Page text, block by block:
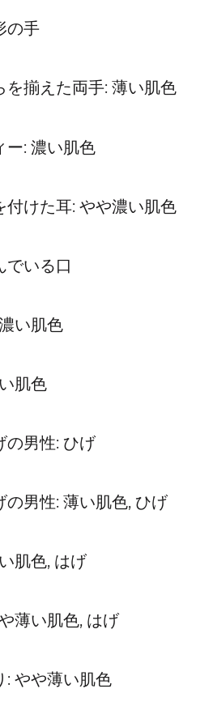
の手
を揃えた両手: 薄い肌色
ー: 濃い肌色
付けた耳: やや濃い肌色
でいる口
い肌色
肌色
の男性: ひげ
の男性: 薄い肌色, ひげ
肌色, はげ
薄い肌色, はげ
: やや薄い肌色